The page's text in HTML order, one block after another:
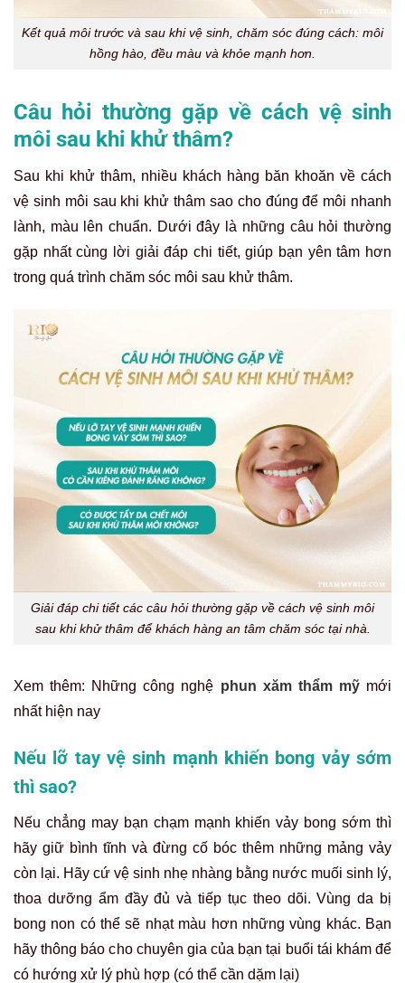
Kết quả môi trước và sau khi vệ sinh, chăm sóc đúng cách: môi
hồng hào, đều màu và khỏe mạnh hơn.
Câu hỏi thường gặp về cách vệ sinh
môi sau khi khử thâm?
Sau khi khử thâm, nhiều khách hàng băn khoăn về cách
vệ sinh môi sau khi khử thâm sao cho đúng để môi nhanh
lành, màu lên chuẩn. Dưới đây là những câu hỏi thường
gặp nhất cùng lời giải đáp chi tiết, giúp bạn yên tâm hơn
trong quá trình chăm sóc môi sau khử thâm.
Giải đáp chi tiết các câu hỏi thường gặp về cách vệ sinh môi
sau khi khử thâm để khách hàng an tâm chăm sóc tại nhà.
Xem thêm: Những công nghệ phun xăm thẩm mỹmới
nhất hiện nay
Nếu lỡ tay vệ sinh mạnh khiến bong vảy sớm
thì sao?
Nếu chẳng may bạn chạm mạnh khiến vảy bong sớm thì
hãy giữ bình tĩnh và đừng cố bóc thêm những mảng vảy
còn lại. Hãy cứ vệ sinh nhẹ nhàng bằng nước muối sinh lý,
thoa dưỡng ẩm đầy đủ và tiếp tục theo dõi. Vùng da bị
bong non có thể sẽ nhạt màu hơn những vùng khác. Bạn
hãy thông báo cho chuyên gia của bạn tại buổi tái khám để
có hướng xử lý phù hợp (có thể cần dặm lại)